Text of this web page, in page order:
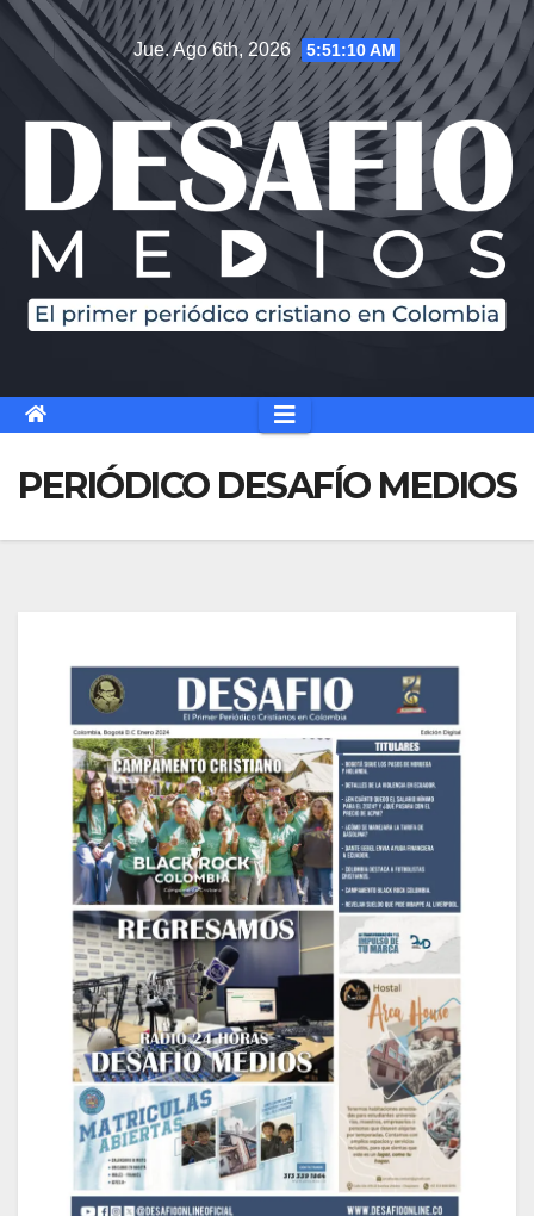
Jue. Ago 6th, 2026 5:51:11 AM
PERIÓDICO DESAFÍO MEDIOS